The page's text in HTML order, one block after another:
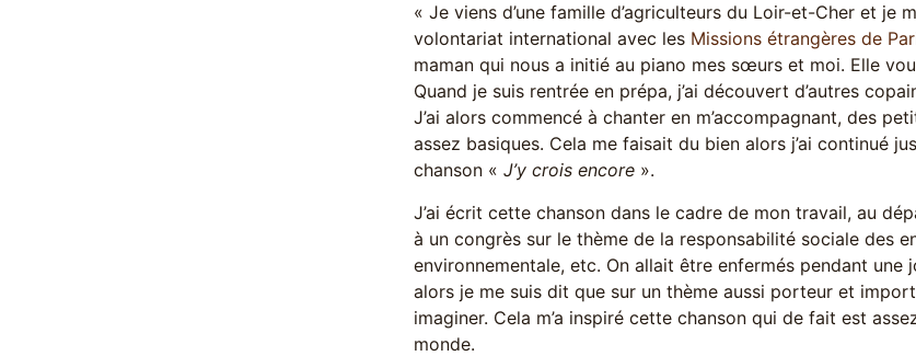
« Je viens d’une famille d’agriculteurs du Loir-et-Cher et je
volontariat international avec les Missions étrangères de
maman qui nous a initié au piano mes sœurs et moi. Elle
Quand je suis rentrée en prépa, j’ai découvert d’autres
J’ai alors commencé à chanter en m’accompagnant, des
assez basiques. Cela me faisait du bien alors j’ai continué
chanson « J’y crois encore».
J’ai écrit cette chanson dans le cadre de mon travail, au
à un congrès sur le thème de la responsabilité sociale des
environnementale, etc. On allait être enfermés pendant une
alors je me suis dit que sur un thème aussi porteur et
imaginer. Cela m’a inspiré cette chanson qui de fait est
monde.